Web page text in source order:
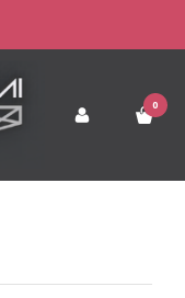
0
SPALVOS